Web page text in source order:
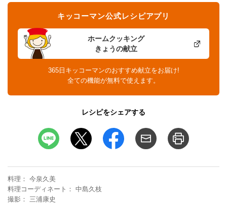
ホームクッキング
きょうの献立
キッコーマン公式レシピアプリ
365日キッコーマンのおすすめ献立をお届け!
全ての機能が無料で使えます。
レシピをシェアする
料理
今泉久美
料理コーディネート
中島久枝
撮影
三浦康史